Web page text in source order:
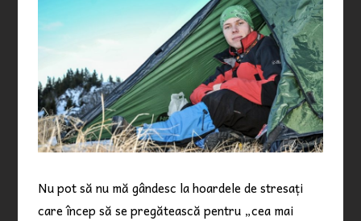
Nu pot să nu mă gândesc la hoardele de stresați
care încep să se pregătească pentru „cea mai